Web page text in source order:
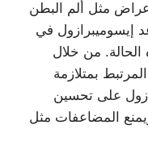
مثل ألم البطن
إيسوميبرازول في
من خلال
بمتلازمة
على تحسين
المضاعفات مثل